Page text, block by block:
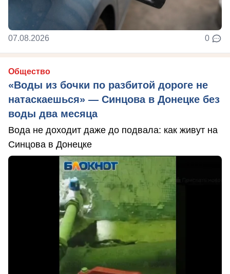
07.08.2026 0
Общество
«Воды из бочки по разбитой дороге не
натаскаешься» — Синцова в Донецке без
воды два месяца
Вода не доходит даже до подвала: как живут на
Синцова в Донецке